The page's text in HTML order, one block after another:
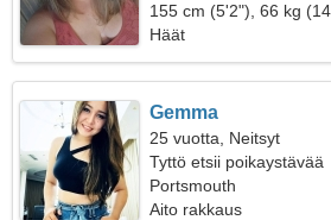
155 cm (5'2"), 66 kg
Häät
Gemma
25 vuotta, Neitsyt
Tyttö etsii poikaystävää
Portsmouth
Aito rakkaus